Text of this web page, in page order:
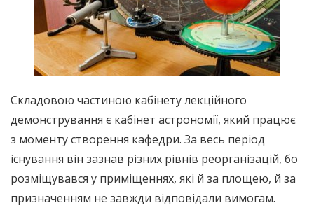
Складовою частиною кабінету лекційного
демонстрування є кабінет астрономії, який працює
з моменту створення кафедри. За весь період
існування він зазнав різних рівнів реорганізацій, бо
розміщувався у приміщеннях, які й за площею, й за
призначенням не завжди відповідали вимогам.